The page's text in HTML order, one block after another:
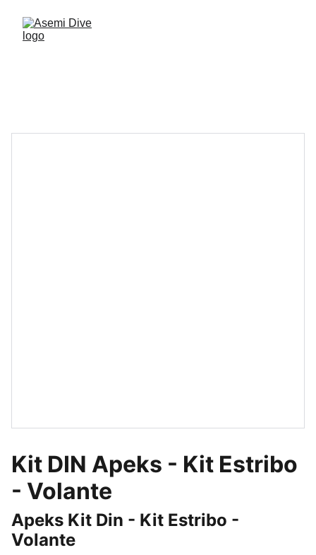
Kit DIN Apeks - Kit Estribo
- Volante
Apeks Kit Din - Kit Estribo -
Volante